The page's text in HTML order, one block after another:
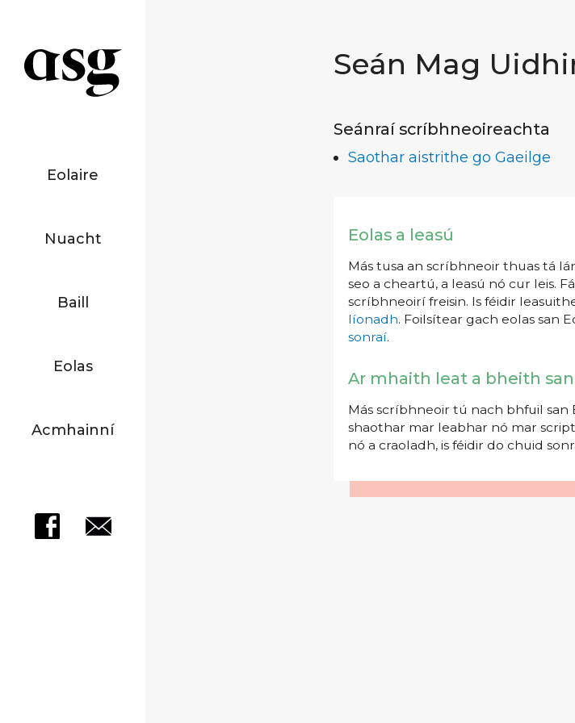
Eolaire
Nuacht
Baill
Eolas
Acmhainní
Seán Mag
Seánraí scríbhneoireachta
Saothar aistrithe go Gaeilge
Eolas a leasú
Más tusa an scríbhneoir thuas tá
seo a cheartú, a leasú nó cur leis.
scríbhneoirí freisin. Is féidir
líonadh. Foilsítear gach eolas san
sonraí.
Ar mhaith leat a bheith
Más scríbhneoir tú nach bhfuil san
shaothar mar leabhar nó mar
nó a craoladh, is féidir do chuid